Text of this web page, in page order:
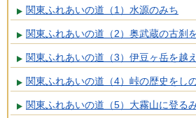
関東ふれあいの道（1）水源のみち
関東ふれあいの道（2）奥武蔵の古刹
関東ふれあいの道（3）伊豆ヶ岳を越
関東ふれあいの道（4）峠の歴史をし
関東ふれあいの道（5）大霧山に登る